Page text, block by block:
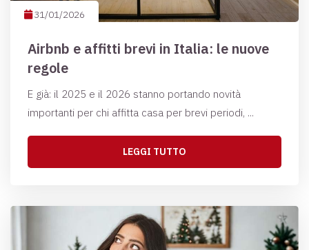
31/01/2026
Airbnb e affitti brevi in Italia: le nuove
regole
E già: il 2025 e il 2026 stanno portando novità
importanti per chi affitta casa per brevi periodi, ...
LEGGI TUTTO